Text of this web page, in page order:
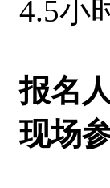
4.5小
报名
现场